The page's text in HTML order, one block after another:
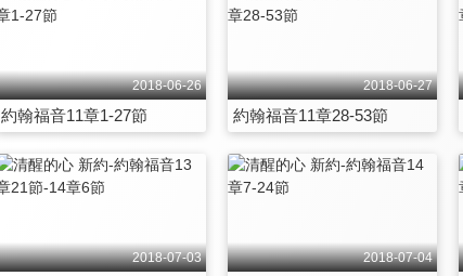
2018-06-26
約翰福音11章1-27節
2018-06-27
約翰福音11章28-53節
2018-07-03 2018-07-04